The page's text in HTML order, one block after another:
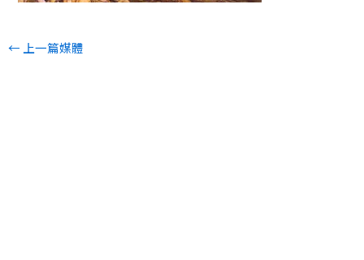
← 上一篇媒體